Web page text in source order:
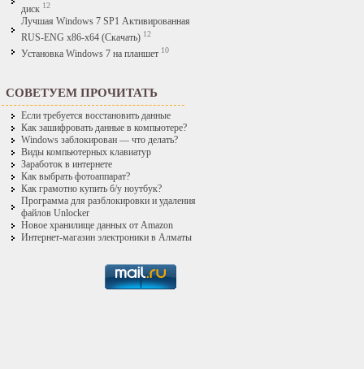
диск 12
Лучшая Windows 7 SP1 Активированная
RUS-ENG x86-x64 (Скачать) 12
Установка Windows 7 на планшет 10
СОВЕТУЕМ ПРОЧИТАТЬ
Если требуется восстановить данные
Как зашифровать данные в компьютере?
Windows заблокирован — что делать?
Виды компьютерных клавиатур
Заработок в интернете
Как выбрать фотоаппарат?
Как грамотно купить б/у ноутбук?
Программа для разблокировки и удаления
файлов Unlocker
Новое хранилище данных от Amazon
Интернет-магазин электроники в Алматы